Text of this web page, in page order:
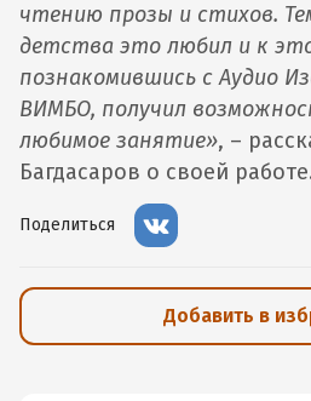
чтению прозы и стихов.
детства это любил и к
познакомившись с Аудио
ВИМБО, получил
любимое занятие», –
Багдасаров о своей
Поделиться
Добавить в